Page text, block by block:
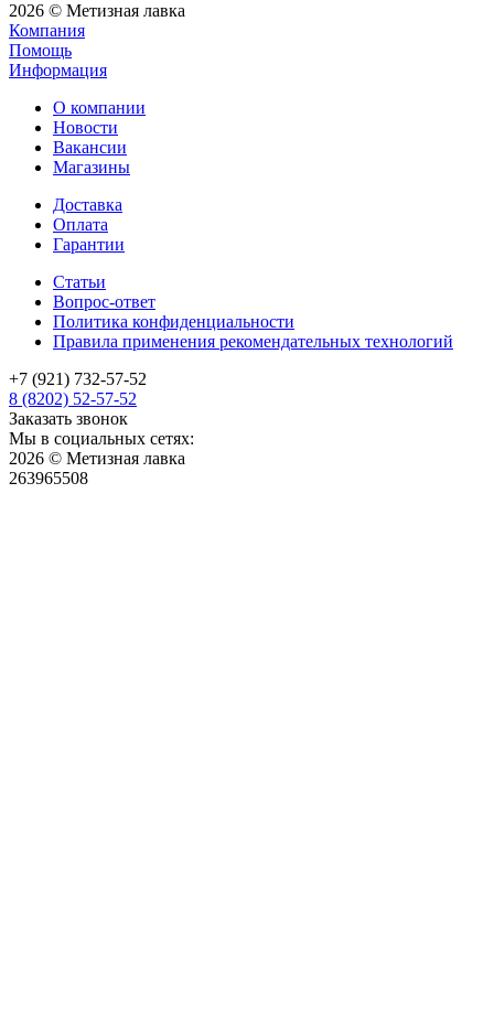
2026 © Метизная лавка
Компания
Помощь
Информация
О компании
Новости
Вакансии
Магазины
Доставка
Оплата
Гарантии
Статьи
Вопрос-ответ
Политика конфиденциальности
Правила применения рекомендательных технологий
+7 (921) 732-57-52
8 (8202) 52-57-52
Заказать звонок
Мы в социальных сетях:
2026 © Метизная лавка
263965508